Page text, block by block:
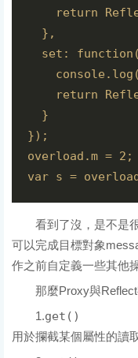
return
  },
set:
return
  }
});
overload.m =
var s =
看到了沒，是不是
可以完成目標對象
作之前自定義一些其他
那麼Proxy與
1.get()
用於攔截某個屬性的讀